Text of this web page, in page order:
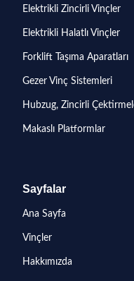
Elektrikli Zincirli Vinçler
Elektrikli Halatlı Vinçler
Forklift Taşıma Aparatları
Gezer Vinç Sistemleri
Hubzug, Zincirli
Makaslı Platformlar
Sayfalar
Ana Sayfa
Vinçler
Hakkımızda